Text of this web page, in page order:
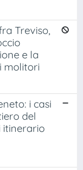
Treviso,
e la
molitori
i casi
del
itinerario